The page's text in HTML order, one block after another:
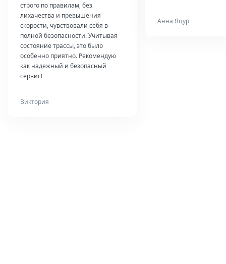
строго по правилам, без
лихачества и превышения
скорости, чувствовали себя в
полной безопасности. Учитывая
состояние трассы, это было
особенно приятно. Рекомендую
как надежный и безопасный
сервис!
Виктория
Анна Яцур